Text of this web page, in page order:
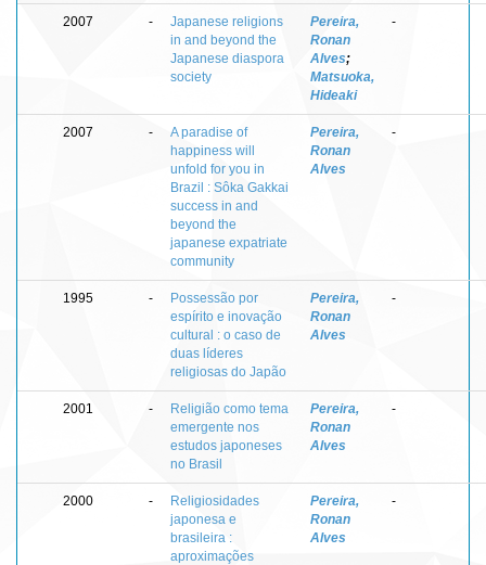
2007 -
Japanese religions
in and beyond the
Japanese diaspora
society
Pereira,
Ronan
Alves;
Matsuoka,
Hideaki
-
2007 -
A paradise of
happiness will
unfold for you in
Brazil : Sôka Gakkai
success in and
beyond the
japanese expatriate
community
Pereira,
Ronan
Alves
-
1995 -
Possessão por
espírito e inovação
cultural : o caso de
duas líderes
religiosas do Japão
Pereira,
Ronan
Alves
-
2001 -
Religião como tema
emergente nos
estudos japoneses
no Brasil
Pereira,
Ronan
Alves
-
2000 -
Religiosidades
japonesa e
brasileira :
aproximações
Pereira,
Ronan
Alves
-